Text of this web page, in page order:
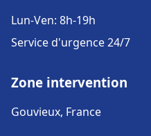
Lun-Ven: 8h-19h
Service d'urgence 24/7
Zone intervention
Gouvieux, France